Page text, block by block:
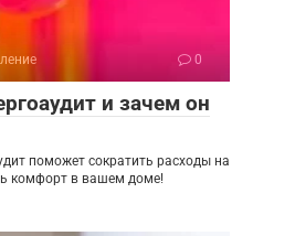
0
и зачем он
поможет сократить расходы на
комфорт в вашем доме!